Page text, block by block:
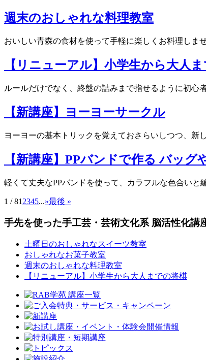
週末のおしゃれな料理教室
おいしい青森の食材を使って手軽に楽しくお料理しま
【リニューアル】小学生から大人
ルールだけでなく、終盤の詰みまで指せるように初心
【新講座】ヨーヨーサークル
ヨーヨーの基本トリックを覚えておさらいしつつ、新
【新講座】PPバンドで作る バッグ
軽くて丈夫なPPバンドを使って、カラフルな色合いと
1 / 81 2345...»最後 »
手先を使った手工芸・芸術文化系 脳活性化講
土曜日のおしゃれなスイーツ教室
おしゃれなお菓子教室
週末のおしゃれな料理教室
【リニューアル】小学生から大人までの将棋